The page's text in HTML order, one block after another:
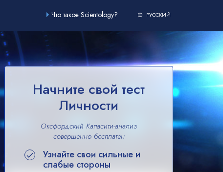
Что такое Scientology? РУССКИЙ
Начните свой тест
Личности
Оксфордский Капасити-анализ
совершенно бесплатен
Узнайте свои сильные и
слабые стороны